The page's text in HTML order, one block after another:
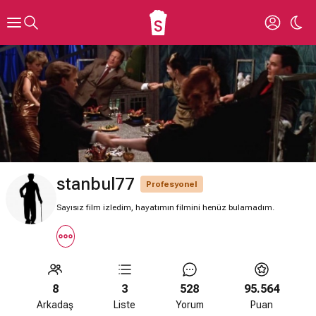
stanbul77 Profesyonel
Sayısız film izledim, hayatımın filmini henüz bulamadım.
8
Arkadaş
3
Liste
528
Yorum
95.564
Puan